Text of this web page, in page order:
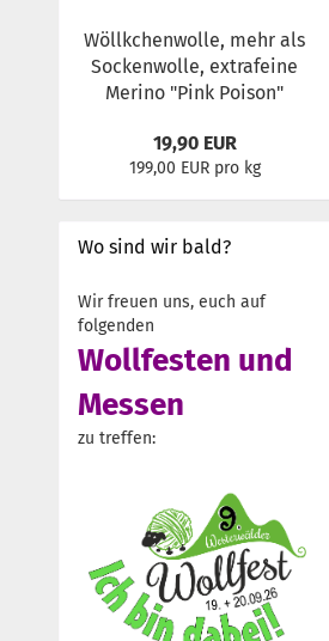
Wöllkchenwolle, mehr als
Sockenwolle, extrafeine
Merino "Pink Poison"
19,90 EUR
199,00 EUR pro kg
Wo sind wir bald?
Wir freuen uns, euch auf
folgenden
Wollfesten und
Messen
zu treffen: